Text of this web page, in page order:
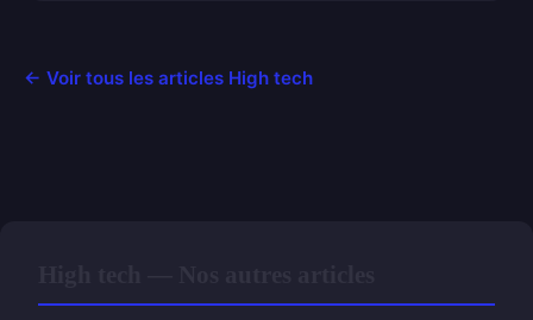
← Voir tous les articles High tech